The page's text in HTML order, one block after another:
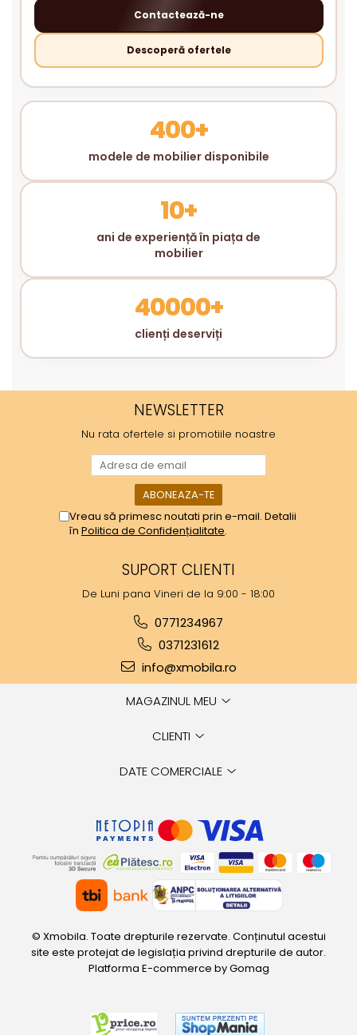
Contactează-ne
Descoperă ofertele
400+
modele de mobilier disponibile
10+
ani de experiență în piața de
mobilier
40000+
clienți deserviți
NEWSLETTER
Nu rata ofertele si promotiile noastre
Vreau să primesc noutati prin e-mail. Detalii
în Politica de Confidențialitate.
SUPORT CLIENTI
De Luni pana Vineri de la 9:00 - 18:00
0771234967
0371231612
info@xmobila.ro
MAGAZINUL MEU
CLIENTI
DATE COMERCIALE
© Xmobila. Toate drepturile rezervate. Conținutul acestui
site este protejat de legislația privind drepturile de autor.
Platforma E-commerce by Gomag